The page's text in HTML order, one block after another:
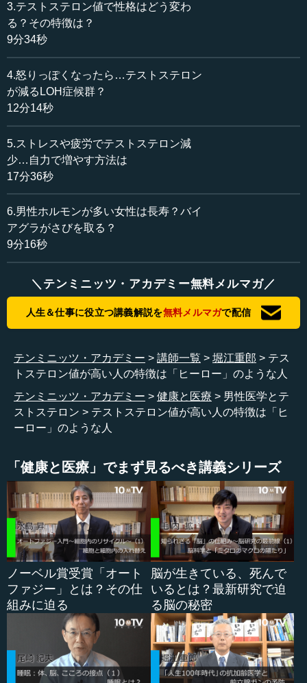
ます。テストステロンが一躍有名となったのは、数年前の
ことです。ロンドンの金融街、シティのトレーダーの方々
のテストステロン量を調べた研究が明らかになってからで
す。テストステロン量は、朝晩、唾液に含まれている量で
簡単に測ることができます。
この研究は、『米国学士院会員雑誌』に載りました。利
た権威ある雑誌です。通常は医学、メディスンのセクショ
ンに載るところを、この研究はエコノミー、経済セクショ
ンで紹介されました。分かったことは、テストステロン値
が高いトレーダー、あるいは値が高い日のトレーダーは、
百億円を動かしていらっしゃるかもしれませんが、テスト
ステロン値が高い人に任せると、利益が大きくなるでしょ
う。
この論文が出た途端、日経新聞、フィナンシャル・タイ
ムズ、ウォール・ストリート・ジャーナルなどが取り上げ
て、大変な話題となり、皆さん、自分たちがお金を預けて
いるトレーダーのテストステロン量を知りたがりました。
高いトレーダーは、利益が大きい一方で損も大きいので
す。テストステロン値が低い人は、利益は少ないけど損も
少ない。つまり、このホルモンはリスクを取ることと関係
があるということが分かってきたのです。
さまざまな研究をまとめると、現在、テストステロンに
は三つの大きな働きがあることが分かっています。一つ
は、「冒険」することです。昔の男性は、狩りをする、旅
をするのが大きな役割の一つでした。男性が主人公のビル
ドゥングスロマンは、必ず旅をして、さまざまな経験をし
て帰ってくる。そして、隣の家の女の子と結婚するので
す。テストステロンは、旅をすること、あるいは新しいこ
とにチャレンジすることと関係していると分かっていま
す。例えば、このホルモンが働かないネズミは、新しいタ
スクに全く挑戦しなくなります。
次に、これは後ほど改めて少し触れますが、「社会性」
とも深く関係しています。テストステロンの多い男性は、
3.テストステロン値で性格はどう変わ
る？その特徴は？
9分34秒
4.怒りっぽくなったら…テストステロン
が減るLOH症候群？
12分14秒
5.ストレスや疲労でテストステロン減
少…自力で増やす方法は
17分36秒
6.男性ホルモンが多い女性は長寿？バイ
アグラがさびを取る？
9分16秒
＼テンミニッツ・アカデミー無料メルマガ／
人生＆仕事に役立つ講義解説を無料メルマガで配信
テンミニッツ・アカデミー 講師一覧 堀江重郎
テス
トステロン値が高い人の特徴は「ヒーロー」のような人
テンミニッツ・アカデミー
健康と医療
男性医学とテ
ストステロン
テストステロン値が高い人の特徴は「ヒ
ーロー」のような人
「健康と医療」でまず見るべき講義シリーズ
ノーベル賞受賞「オート
ファジー」とは？その仕
組みに迫る
脳が生きている、死んで
いるとは？最新研究で迫
る脳の秘密